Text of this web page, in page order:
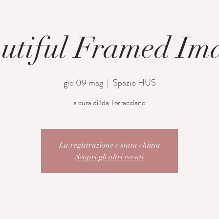
Framed
gio 09 mag
  |
Spazio HUS
a cura di Ida Terracciano
La registrazione è stata chiusa
Scopri gli altri eventi